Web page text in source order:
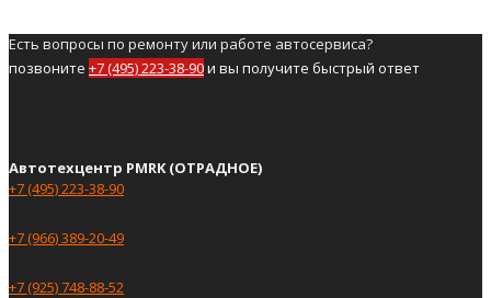
Есть вопросы по ремонту или работе автосервиса?
позвоните +7 (495) 223-38-90и вы получите быстрый ответ
Автотехцентр PMRK (ОТРАДНОЕ)
+7 (495) 223-38-90
+7 (966) 389-20-49
+7 (925) 748-88-52